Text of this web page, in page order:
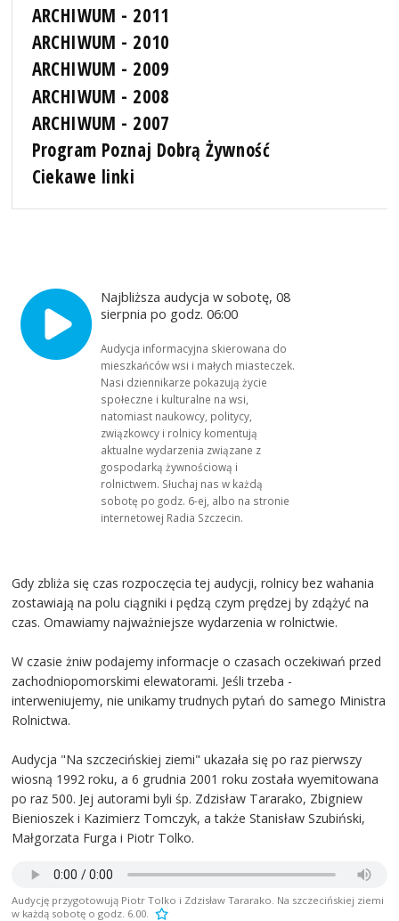
ARCHIWUM - 2011
ARCHIWUM - 2010
ARCHIWUM - 2009
ARCHIWUM - 2008
ARCHIWUM - 2007
Program Poznaj Dobrą Żywność
Ciekawe linki
Najbliższa audycja w sobotę, 08
sierpnia po godz. 06:00
Audycja informacyjna skierowana do
mieszkańców wsi i małych miasteczek.
Nasi dziennikarze pokazują życie
społeczne i kulturalne na wsi,
natomiast naukowcy, politycy,
związkowcy i rolnicy komentują
aktualne wydarzenia związane z
gospodarką żywnościową i
rolnictwem. Słuchaj nas w każdą
sobotę po godz. 6-ej, albo na stronie
internetowej Radia Szczecin.
Gdy zbliża się czas rozpoczęcia tej audycji, rolnicy bez wahania
zostawiają na polu ciągniki i pędzą czym prędzej by zdążyć na
czas. Omawiamy najważniejsze wydarzenia w rolnictwie.
W czasie żniw podajemy informacje o czasach oczekiwań przed
zachodniopomorskimi elewatorami. Jeśli trzeba -
interweniujemy, nie unikamy trudnych pytań do samego Ministra
Rolnictwa.
Audycja "Na szczecińskiej ziemi" ukazała się po raz pierwszy
wiosną 1992 roku, a 6 grudnia 2001 roku została wyemitowana
po raz 500. Jej autorami byli śp. Zdzisław Tararako, Zbigniew
Bienioszek i Kazimierz Tomczyk, a także Stanisław Szubiński,
Małgorzata Furga i Piotr Tolko.
Audycję przygotowują Piotr Tolko i Zdzisław Tararako. Na szczecińskiej ziemi
w każdą sobotę o godz. 6.00.